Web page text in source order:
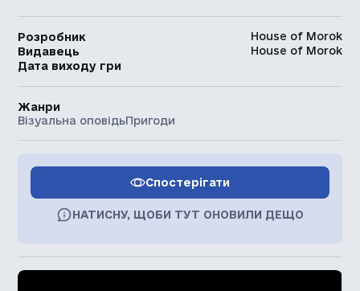
Розробник
House of Morok
Видавець
House of Morok
Дата виходу гри
Жанри
Візуальна оповідьПригоди
Спостерігати
НАТИСНУ, ЩОБИ ТУТ ОНОВИЛИ ДЕЩО